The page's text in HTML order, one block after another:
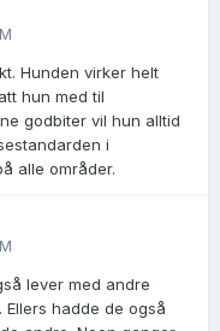
Hunden virker helt
hun med til
godbiter vil hun alltid
i
alle områder.
lever med andre
hadde de også